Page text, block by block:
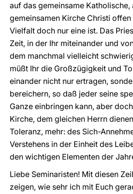
auf das gemeinsame
gemeinsamen Kirche Christi
Vielfalt doch nur eine ist. Das
Zeit, in der Ihr miteinander und
dem manchmal vielleicht
müßt Ihr die Großzügigkeit und
einander nicht nur ertragen,
bereichern, so daß jeder seine
Ganze einbringen kann, aber
Kirche, dem gleichen Herrn
Toleranz, mehr: des Sich-
Verstehens in der Einheit des
den wichtigen Elementen der
Liebe Seminaristen! Mit diesen
zeigen, wie sehr ich mit Euch